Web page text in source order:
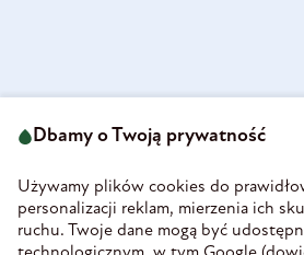
58-160 Świebodzice
REGON 890213034
INFORMACJE
Dbamy o Twoją prywatność
Używamy plików cookies do
personalizacji reklam, mierzenia ich
ruchu. Twoje dane mogą być